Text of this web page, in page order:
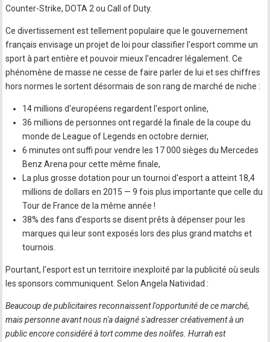
Counter-Strike, DOTA 2 ou Call of Duty.
Ce divertissement est tellement populaire que le gouvernement
français envisage un projet de loi pour classifier l'esport comme un
sport à part entière et pouvoir mieux l'encadrer légalement. Ce
phénomène de masse ne cesse de faire parler de lui et ses chiffres
hors normes le sortent désormais de son rang de marché de niche :
14 millions d'européens regardent l'esport online,
36 millions de personnes ont regardé la finale de la coupe du
monde de League of Legends en octobre dernier,
6 minutes ont suffi pour vendre les 17 000 sièges du Mercedes
Benz Arena pour cette même finale,
La plus grosse dotation pour un tournoi d'esport a atteint 18,4
millions de dollars en 2015 — 9 fois plus importante que celle du
Tour de France de la même année !
38% des fans d'esports se disent prêts à dépenser pour les
marques qui leur sont exposés lors des plus grand matchs et
tournois.
Pourtant, l'esport est un territoire inexploité par la publicité où seuls
les sponsors communiquent. Selon Angela Natividad :
Beaucoup de publicitaires reconnaissent l'opportunité de ce marché,
mais personne avant nous n'a daigné s'adresser créativement à un
public encore considéré à tort comme des nolifes. Hurrah est